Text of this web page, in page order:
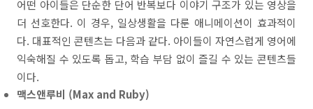
어떤 아이들은 단순한 단어 반복보다 이야기 구조가 있는 영상을
더 선호한다. 이 경우, 일상생활을 다룬 애니메이션이 효과적이
다. 대표적인 콘텐츠는 다음과 같다. 아이들이 자연스럽게 영어에
익숙해질 수 있도록 돕고, 학습 부담 없이 즐길 수 있는 콘텐츠들
이다.
맥스앤루비 (Max and Ruby)